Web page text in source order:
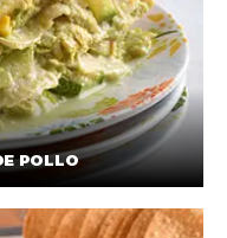
POLLO